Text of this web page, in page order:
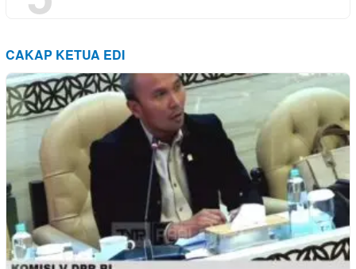
CAKAP KETUA EDI